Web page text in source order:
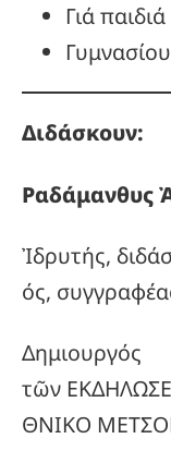
Γιά
Διδάσκουν:
Ραδάμανθυς
Ἰδρυτής,
ός,
Δημιουργός
τῶν
ΘΝΙΚΟ